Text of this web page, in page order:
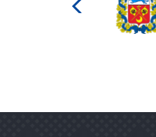
Российской
федерации